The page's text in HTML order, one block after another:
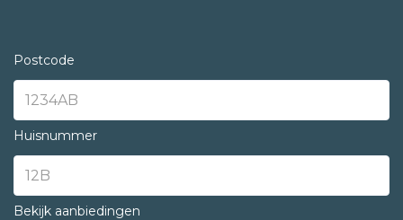
Postcode
Huisnummer
Bekijk aanbiedingen